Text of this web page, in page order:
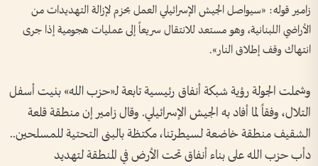
زامير قوله: «سيواصل الجيش الإسرائيلي العمل بحزم لإزالة التهديدات من
الأراضي اللبنانية، وهو مستعد للانتقال سريعاً إلى عمليات هجومية إذا جرى
انتهاك وقف إطلاق النار».
وشملت الجولة رؤية شبكة أنفاق رئيسية تابعة لـ«حزب الله» بنيت أسفل
التلال، وفقاً لما أفاد به الجيش الإسرائيلي. وقال زامير إن منطقة قلعة
الشقيف منطقة خاضعة لسيطرتنا، مكتظة بالبنى التحتية للمسلحين..
دأب حزب الله على بناء أنفاق تحت الأرض في المنطقة لتهديد